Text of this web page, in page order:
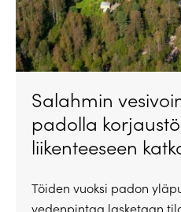
Salahmin
padolla
liikenteeseen
Töiden vuoksi padon
vedenpintaa lasketaan